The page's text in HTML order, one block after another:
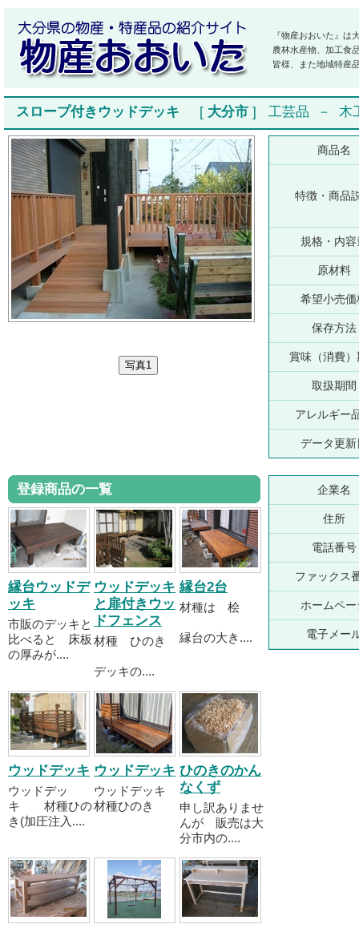
『物産おおいた』は
農林水産物、加工食
皆様、また地域特産
スロープ付きウッドデッキ [ 大分市 ] 工芸品 － 木
商品名
特徴・商品
規格・内容
原材料
希望小売価
保存方法
賞味（消費）
取扱期間
アレルギー
データ更新
登録商品の一覧
縁台ウッドデ
ッキ
市販のデッキと
比べると 床板
の厚みが....
ウッドデッキ
と扉付きウッ
ドフェンス
材種 ひのき
デッキの....
縁台2台
材種は 桧
縁台の大き....
ウッドデッキ
ウッドデッ
キ 材種ひの
き(加圧注入....
ウッドデッキ
ウッドデッキ
材種ひのき
ひのきのかん
なくず
申し訳ありませ
んが 販売は大
分市内の....
企業名
住所
電話番号
ファックス
ホームペー
電子メー